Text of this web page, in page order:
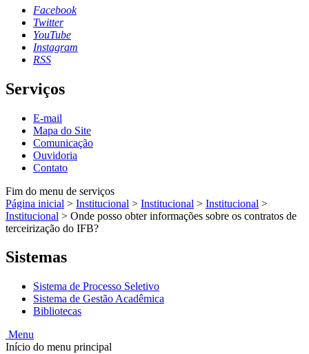
Facebook
Twitter
YouTube
Instagram
RSS
Serviços
E-mail
Mapa do Site
Comunicação
Ouvidoria
Contato
Fim do menu de serviços
Página inicial > Institucional > Institucional > Institucional >
Institucional > Onde posso obter informações sobre os contratos de
terceirização do IFB?
Sistemas
Sistema de Processo Seletivo
Sistema de Gestão Acadêmica
Bibliotecas
Menu
Início do menu principal